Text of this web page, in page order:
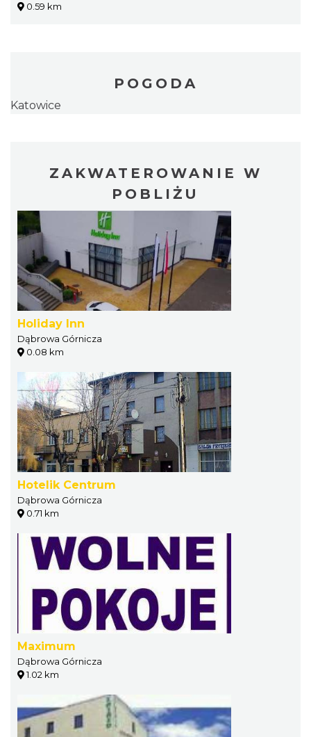
0.59 km
POGODA
Katowice
ZAKWATEROWANIE W
POBLIŻU
Holiday Inn
Dąbrowa Górnicza
0.08 km
Hotelik Centrum
Dąbrowa Górnicza
0.71 km
Maximum
Dąbrowa Górnicza
1.02 km